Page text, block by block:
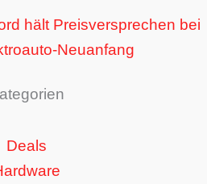
hält Preisversprechen bei
Neuanfang
Deals